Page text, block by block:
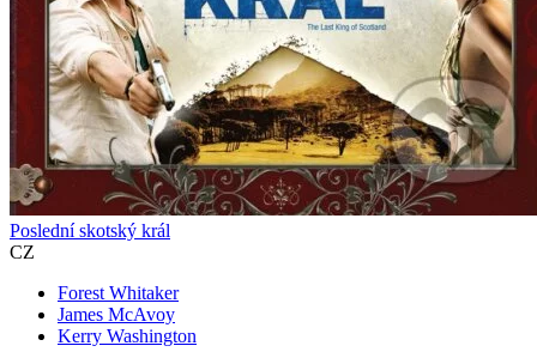
Poslední skotský král
CZ
Forest Whitaker
James McAvoy
Kerry Washington